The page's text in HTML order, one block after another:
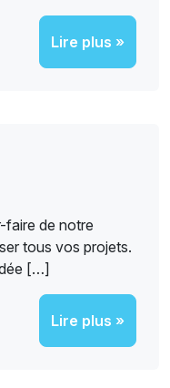
Lire plus »
faire de notre
tous vos projets.
[…]
Lire plus »